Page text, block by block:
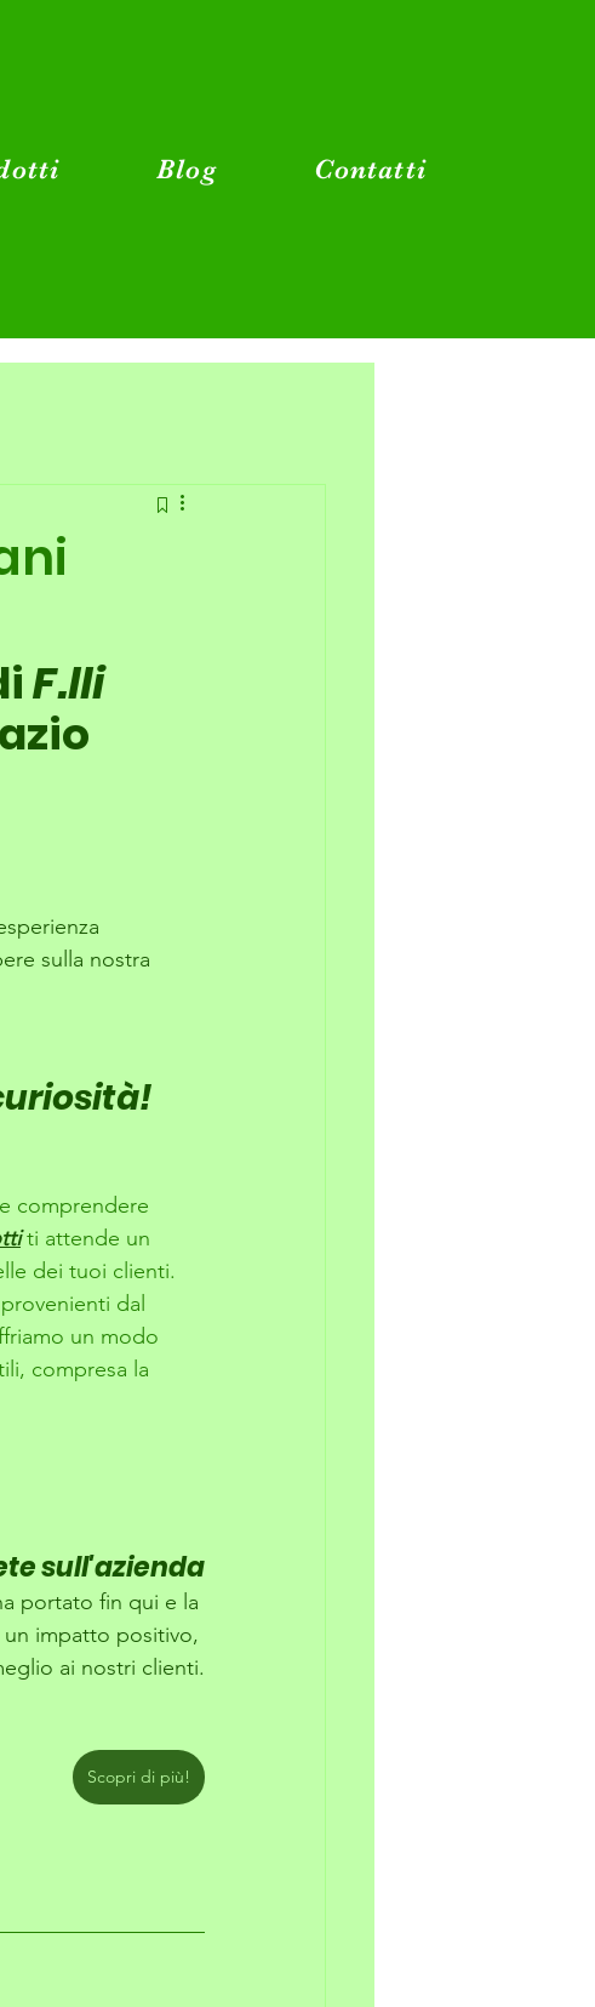
Blog Contatti
F.lli
sulla nostra
comprendere
ti attende un
dei tuoi clienti.
dal
un modo
compresa la
sull'azienda
portato fin qui e la
un impatto positivo,
ai nostri clienti.
Scopri di più!